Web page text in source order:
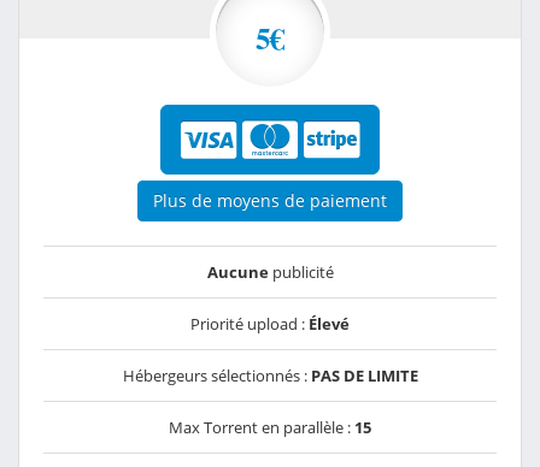
5€
Plus de moyens de paiement
Aucunepublicité
Priorité upload : Élevé
Hébergeurs sélectionnés : PAS DE LIMITE
Max Torrent en parallèle : 15